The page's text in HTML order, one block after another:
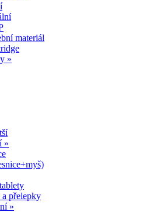
materiál
»
»
přelepky
»